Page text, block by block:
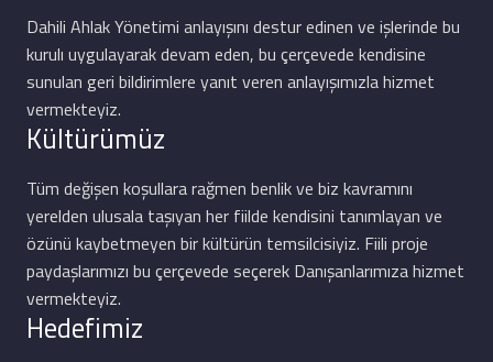
Dahili Ahlak Yönetimi anlayışını destur edinen ve işlerinde bu
kurulı uygulayarak devam eden, bu çerçevede kendisine
sunulan geri bildirimlere yanıt veren anlayışımızla hizmet
vermekteyiz.
Kültürümüz
Tüm değişen koşullara rağmen benlik ve biz kavramını
yerelden ulusala taşıyan her fiilde kendisini tanımlayan ve
özünü kaybetmeyen bir kültürün temsilcisiyiz. Fiili proje
paydaşlarımızı bu çerçevede seçerek Danışanlarımıza hizmet
vermekteyiz.
Hedefimiz